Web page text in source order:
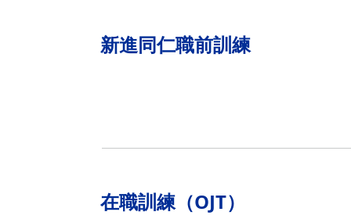
新進同仁職前訓練
在職訓練（OJT）